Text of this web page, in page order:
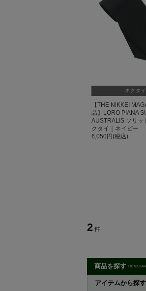
ネクタイ
【THE NIKKEI
品】LORO PIANA
AUSTRALIS ソリッ
クタイ｜ネイビー
6,050円(税込)
2 件
商品を探す ITEM
アイテムから探す